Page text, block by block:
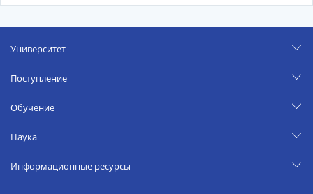
Университет
Поступление
Обучение
Наука
Информационные ресурсы